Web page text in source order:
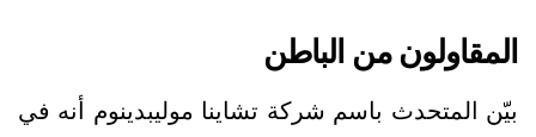
المقاولون من الباطن
بيّن المتحدث باسم شركة تشاينا موليبدينوم أنه في